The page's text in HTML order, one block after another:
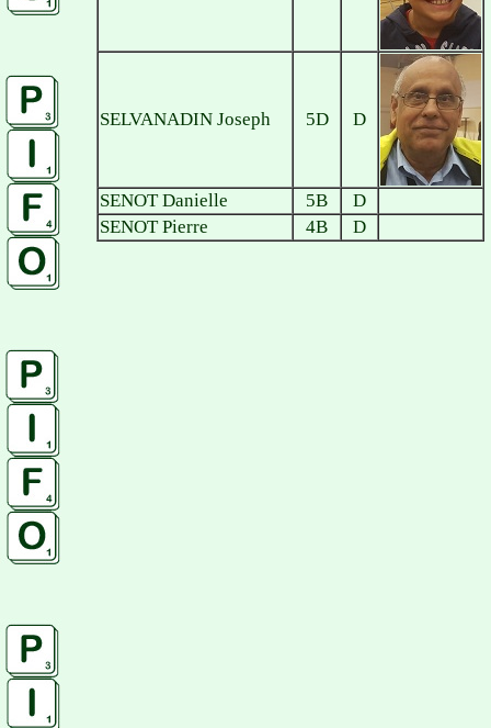
SELVANADIN Joseph 5D D
SENOT Danielle 5B
D
SENOT Pierre
4B D